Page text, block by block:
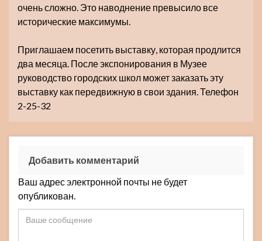
очень сложно. Это наводнение превысило все
исторические максимумы.
Приглашаем посетить выставку, которая продлится
два месяца. После экспонирования в Музее
руководство городских школ может заказать эту
выставку как передвижную в свои здания. Телефон
2-25-32
Добавить комментарий
Ваш адрес электронной почты не будет
опубликован.